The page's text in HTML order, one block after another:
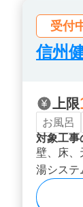
受付
信州
上限
お風呂
対象工事
壁、床、
湯システ